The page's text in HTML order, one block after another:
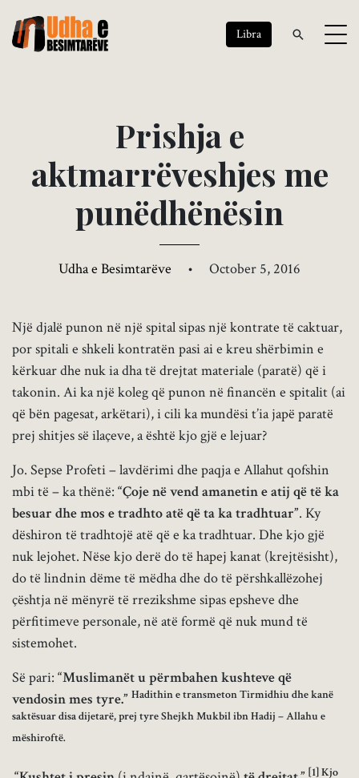
Libra
Prishjae
aktmarrëveshjes me
punëdhënësin
Udha e Besimtarëve • October 5, 2016
Një djalë punon në një spital sipas një kontrate të caktuar,
por spitali e shkeli kontratën pasi ai e kreu shërbimin e
kërkuar dhe nuk ia dha të drejtat materiale (paratë) që i
takonin. Ai ka një koleg që punon në financën e spitalit (ai
që bën pagesat, arkëtari), i cili ka mundësi t’ia japë paratë
prej shitjes së ilaçeve, a është kjo gjë e lejuar?
Jo. Sepse Profeti – lavdërimi dhe paqja e Allahut qofshin
mbi të – ka thënë: “Çoje në vend amanetin e atij që të ka
besuar dhe mos e tradhto atë që ta ka tradhtuar”. Ky
dëshiron të tradhtojë atë që e ka tradhtuar. Dhe kjo gjë
nuk lejohet. Nëse kjo derë do të hapej kanat (krejtësisht),
do të lindnin dëme të mëdha dhe do të përshkallëzohej
çështja në mënyrë të rrezikshme sipas epsheve dhe
përfitimeve personale, në atë formë që nuk mund të
sistemohet.
Së pari: “Muslimanët u përmbahen kushteve që
vendosin mes tyre.” Hadithin e transmeton Tirmidhiu dhe kanë
saktësuar disa dijetarë, prej tyre Shejkh Mukbil ibn Hadij – Allahu e
mëshiroftë.
[1] Kjo